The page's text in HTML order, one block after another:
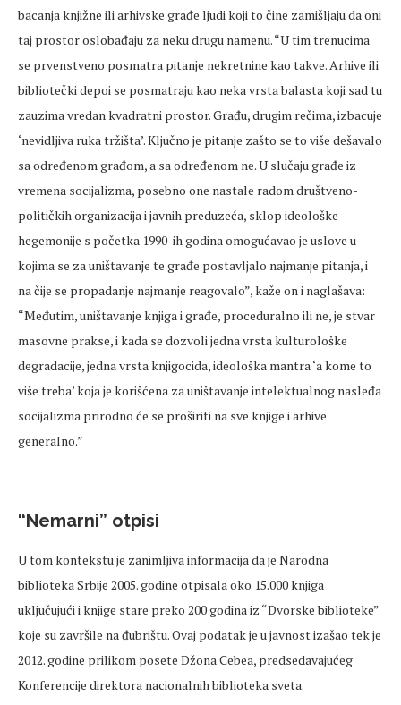
bacanja knjižne ili arhivske građe ljudi koji to čine zamišljaju da oni
taj prostor oslobađaju za neku drugu namenu. “U tim trenucima
se prvenstveno posmatra pitanje nekretnine kao takve. Arhive ili
bibliotečki depoi se posmatraju kao neka vrsta balasta koji sad tu
zauzima vredan kvadratni prostor. Građu, drugim rečima, izbacuje
‘nevidljiva ruka tržišta’. Ključno je pitanje zašto se to više dešavalo
sa određenom građom, a sa određenom ne. U slučaju građe iz
vremena socijalizma, posebno one nastale radom društveno-
političkih organizacija i javnih preduzeća, sklop ideološke
hegemonije s početka 1990-ih godina omogućavao je uslove u
kojima se za uništavanje te građe postavljalo najmanje pitanja, i
na čije se propadanje najmanje reagovalo”, kaže on i naglašava:
“Međutim, uništavanje knjiga i građe, proceduralno ili ne, je stvar
masovne prakse, i kada se dozvoli jedna vrsta kulturološke
degradacije, jedna vrsta knjigocida, ideološka mantra ‘a kome to
više treba’ koja je korišćena za uništavanje intelektualnog nasleđa
socijalizma prirodno će se proširiti na sve knjige i arhive
generalno.”
“Nemarni” otpisi
U tom kontekstu je zanimljiva informacija da je Narodna
biblioteka Srbije 2005. godine otpisala oko 15.000 knjiga
uključujući i knjige stare preko 200 godina iz “Dvorske biblioteke”
koje su završile na đubrištu. Ovaj podatak je u javnost izašao tek je
2012. godine prilikom posete Džona Cebea, predsedavajućeg
Konferencije direktora nacionalnih biblioteka sveta.